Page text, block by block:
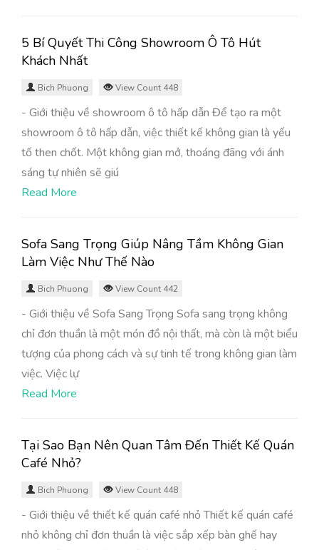
5 Bí Quyết Thi Công Showroom Ô Tô Hút
Khách Nhất
Bich Phuong View Count 448
- Giới thiệu về showroom ô tô hấp dẫn Để tạo ra một
showroom ô tô hấp dẫn, việc thiết kế không gian là yếu
tố then chốt. Một không gian mở, thoáng đãng với ánh
sáng tự nhiên sẽ giú
Read More
Sofa Sang Trọng Giúp Nâng Tầm Không Gian
Làm Việc Như Thế Nào
Bich Phuong View Count 442
- Giới thiệu về Sofa Sang Trọng Sofa sang trọng không
chỉ đơn thuần là một món đồ nội thất, mà còn là một biểu
tượng của phong cách và sự tinh tế trong không gian làm
việc. Việc lự
Read More
Tại Sao Bạn Nên Quan Tâm Đến Thiết Kế Quán
Café Nhỏ?
Bich Phuong View Count 448
- Giới thiệu về thiết kế quán café nhỏ Thiết kế quán café
nhỏ không chỉ đơn thuần là việc sắp xếp bàn ghế hay